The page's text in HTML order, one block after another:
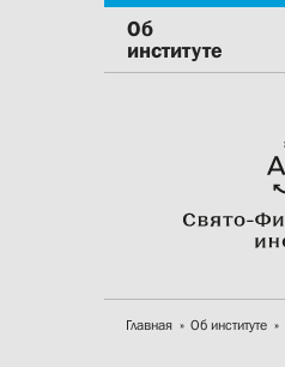
Об
институте
Главная Об институте